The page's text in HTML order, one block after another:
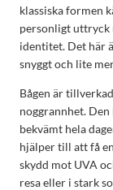
klassiska formen
personligt uttryck
identitet. Det här
snyggt och lite
Bågen är
noggrannhet.
bekvämt hela
hjälper till att få
skydd mot UVA
resa eller i stark